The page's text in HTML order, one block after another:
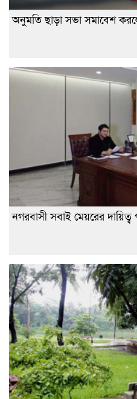
অনুমতি ছাড়া সভা সমাবেশ
নগরবাসী সবাই মেয়রের